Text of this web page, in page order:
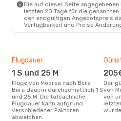
Die auf dieser Seite
letzten 20 Tage für die
den endgültigen Angebotspreis
Verfügbarkeit und Preise
Flugdauer
1 S und 25 M
Flüge von Moorea nach Bora
Bora dauern durchschnittlich 1 S
und 25 M. Die tatsächliche
Flugdauer kann aufgrund
verschiedener Faktoren
abweichen.
Der günstigste einfache Flug
von
von
wurde